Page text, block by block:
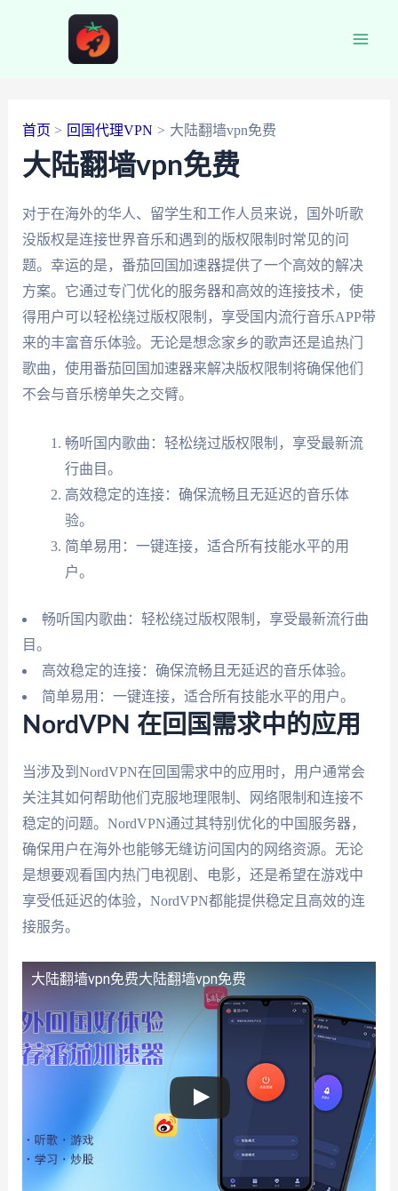
首页 回国代理VPN 大陆翻墙vpn免费
大陆翻墙vpn免费
对于在海外的华人、留学生和工作人员来说，国外听歌
没版权是连接世界音乐和遇到的版权限制时常见的问
题。幸运的是，番茄回国加速器提供了一个高效的解决
方案。它通过专门优化的服务器和高效的连接技术，使
得用户可以轻松绕过版权限制，享受国内流行音乐APP带
来的丰富音乐体验。无论是想念家乡的歌声还是追热门
歌曲，使用番茄回国加速器来解决版权限制将确保他们
不会与音乐榜单失之交臂。
畅听国内歌曲：轻松绕过版权限制，享受最新流
行曲目。
高效稳定的连接：确保流畅且无延迟的音乐体
验。
简单易用：一键连接，适合所有技能水平的用
户。
畅听国内歌曲：轻松绕过版权限制，享受最新流行曲
目。
高效稳定的连接：确保流畅且无延迟的音乐体验。
简单易用：一键连接，适合所有技能水平的用户。
NordVPN 在回国需求中的应用
当涉及到NordVPN在回国需求中的应用时，用户通常会
关注其如何帮助他们克服地理限制、网络限制和连接不
稳定的问题。NordVPN通过其特别优化的中国服务器，
确保用户在海外也能够无缝访问国内的网络资源。无论
是想要观看国内热门电视剧、电影，还是希望在游戏中
享受低延迟的体验，NordVPN都能提供稳定且高效的连
接服务。
大陆翻墙vpn免费大陆翻墙vpn免费